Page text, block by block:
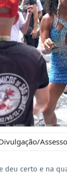
deu certo e na